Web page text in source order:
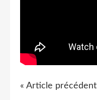
« Article précédent